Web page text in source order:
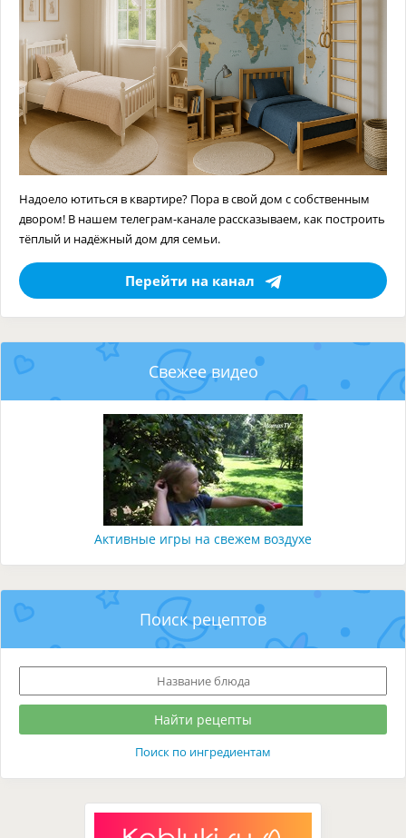
Надоело ютиться в квартире? Пора в свой дом с собственным
двором! В нашем телеграм-канале рассказываем, как построить
тёплый и надёжный дом для семьи.
Перейти на канал
Свежее видео
Активные игры на свежем воздухе
Поиск рецептов
Поиск по ингредиентам